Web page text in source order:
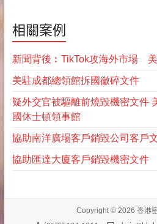
相關案例
新聞背後︰TikTok攻海外市場
美駐成都總領館拆國徽碎文件
疑外交官被驅離前燒毀機密文件
國休士頓領事館
協助南洋廣場客戶銷毀公司客戶
協助匯達大廈客戶銷毀機密文件
Copyright © 2026 香港